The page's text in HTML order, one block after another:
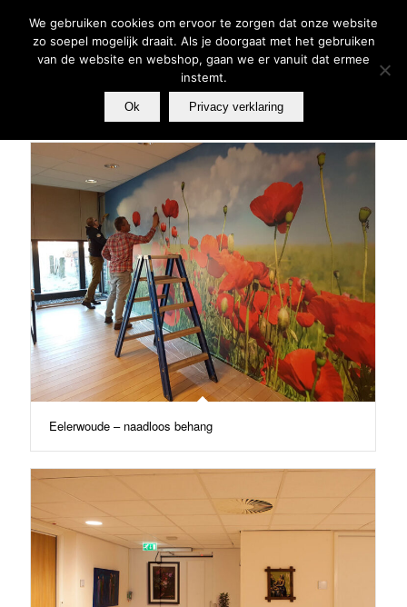
Eelerwoude – naadloos behang
We gebruiken cookies om ervoor te zorgen dat onze website
zo soepel mogelijk draait. Als je doorgaat met het gebruiken
van de website en webshop, gaan we er vanuit dat ermee
instemt.
Ok Privacy verklaring